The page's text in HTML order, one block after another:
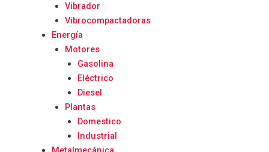
Vibrador
Vibrocompactadoras
Energía
Motores
Gasolina
Eléctrico
Diesel
Plantas
Domestico
Industrial